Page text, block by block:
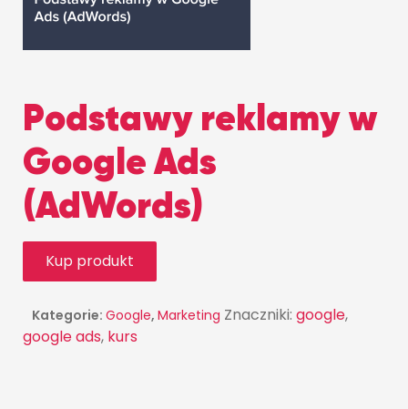
Podstawy reklamy w
Google Ads
(AdWords)
Kup produkt
Kategorie: Google, Marketing Znaczniki: google,
google ads, kurs